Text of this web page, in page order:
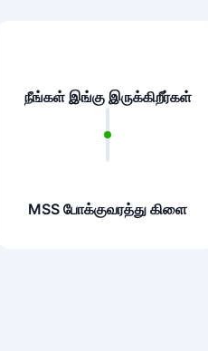
நீங்கள் இங்கு இருக்கிறீர்கள்
MSS போக்குவரத்து கிளை